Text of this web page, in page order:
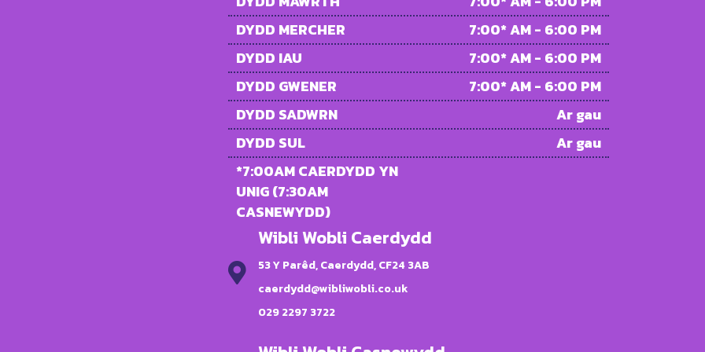
DYDD MERCHER
7:00* AM - 6:00 PM
DYDD IAU
7:00* AM - 6:00 PM
DYDD GWENER
7:00* AM - 6:00 PM
DYDD SADWRN
Ar gau
DYDD SUL
Ar gau
*7:00AM CAERDYDD YN
UNIG (7:30AM
CASNEWYDD)
Wibli Wobli Caerdydd
53 Y Parêd, Caerdydd, CF24 3AB
caerdydd@wibliwobli.co.uk
029 2297 3722